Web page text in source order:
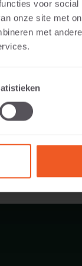
voor
onze site met
met